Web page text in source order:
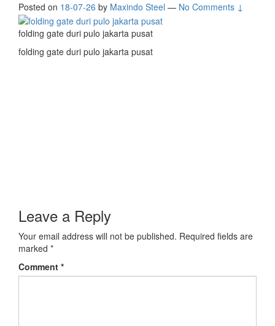
Posted on 18-07-26 by Maxindo Steel — No Comments ↓
folding gate duri pulo jakarta pusat
folding gate duri pulo jakarta pusat
Leave a Reply
Your email address will not be published. Required fields are
marked *
Comment *